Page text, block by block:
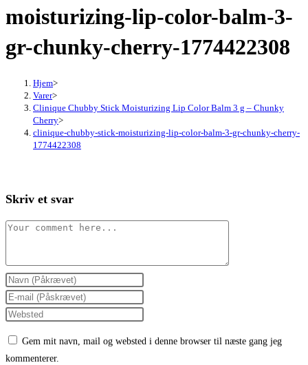
moisturizing-lip-color-balm-3-
gr-chunky-cherry-1774422308
Hjem>
Varer>
Clinique Chubby Stick Moisturizing Lip Color Balm 3 g – Chunky
Cherry>
clinique-chubby-stick-moisturizing-lip-color-balm-3-gr-chunky-cherry-
1774422308
Skriv et svar
Comment
Enter
your
name
Enter
your
Enter
Gem mit navn, mail og websted i denne browser til næste gang jeg
kommenterer.